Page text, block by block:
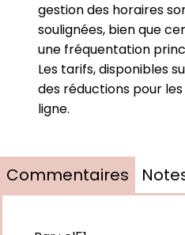
gestion des horaires
soulignées, bien que
une fréquentation
Les tarifs, disponibles
des réductions pour
ligne.
Commentaires